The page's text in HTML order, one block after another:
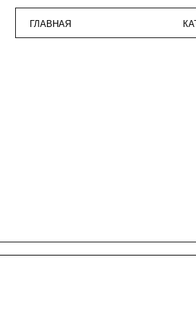
ГЛАВНАЯ